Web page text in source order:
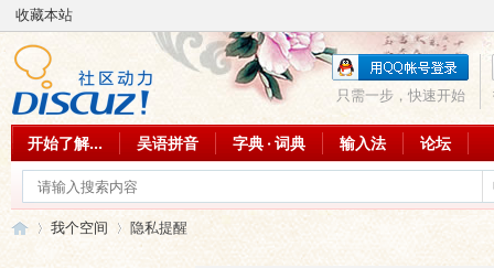
收藏本站
只需一步，快速开始
开始了解... 吴语拼音 字典 · 词典 输入法 论坛
我个空间 隐私提醒